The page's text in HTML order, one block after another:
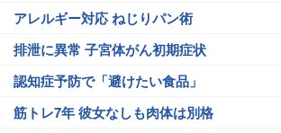
アレルギー対応 ねじりパン術
排泄に異常 子宮体がん初期症状
認知症予防で「避けたい食品」
筋トレ7年 彼女なしも肉体は別格